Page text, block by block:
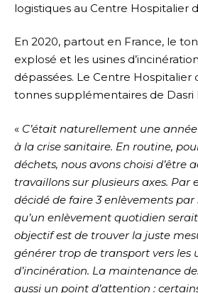
logistiques au Centre Hospitalier
En 2020, partout en France, le
explosé et les usines
dépassées. Le Centre Hospitalier
tonnes supplémentaires de Dasri
« C’était naturellement une
à la crise sanitaire. En routine,
déchets, nous avons choisi d’être
travaillons sur plusieurs axes. Par
décidé de faire 3 enlèvements par
qu’un enlèvement quotidien
objectif est de trouver la juste
générer trop de transport vers les
d’incinération. La maintenance
aussi un point d’attention :